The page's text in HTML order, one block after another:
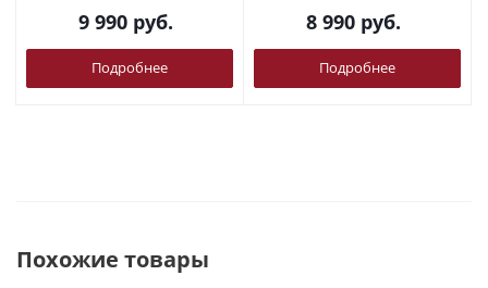
9 990 руб.
Подробнее
8 990 руб.
Подробнее
Похожие товары